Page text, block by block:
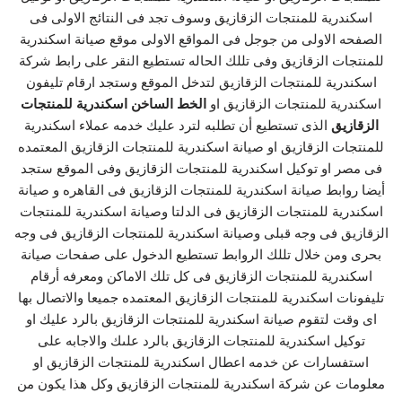
اسكندرية للمنتجات الزقازيق وسوف تجد فى النتائج الاولى فى
الصفحه الاولى من جوجل فى المواقع الاولى موقع صيانة اسكندرية
للمنتجات الزقازيق وفى تللك الحاله تستطيع النقر على رابط شركة
اسكندرية للمنتجات الزقازيق لتدخل الموقع وستجد ارقام تليفون
اسكندرية للمنتجات الزقازيق او الخط الساخن اسكندرية للمنتجات
الزقازيق الذى تستطيع أن تطلبه لترد عليك خدمه عملاء اسكندرية
للمنتجات الزقازيق او صيانة اسكندرية للمنتجات الزقازيق المعتمده
فى مصر او توكيل اسكندرية للمنتجات الزقازيق وفى الموقع ستجد
أيضا روابط صيانة اسكندرية للمنتجات الزقازيق فى القاهره و صيانة
اسكندرية للمنتجات الزقازيق فى الدلتا وصيانة اسكندرية للمنتجات
الزقازيق فى وجه قبلى وصيانة اسكندرية للمنتجات الزقازيق فى وجه
بحرى ومن خلال تللك الروابط تستطيع الدخول على صفحات صيانة
اسكندرية للمنتجات الزقازيق فى كل تلك الاماكن ومعرفه أرقام
تليفونات اسكندرية للمنتجات الزقازيق المعتمده جميعا والاتصال بها
اى وقت لتقوم صيانة اسكندرية للمنتجات الزقازيق بالرد عليك او
توكيل اسكندرية للمنتجات الزقازيق بالرد علىك والاجابه على
استفسارات عن خدمه اعطال اسكندرية للمنتجات الزقازيق او
معلومات عن شركة اسكندرية للمنتجات الزقازيق وكل هذا يكون من